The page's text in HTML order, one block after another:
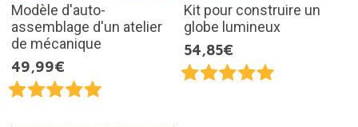
Modèle d'auto-
assemblage d'un atelier
de mécanique
49,99€
Kit pour construire un
globe lumineux
54,85€